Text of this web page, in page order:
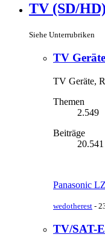
TV (SD/
Siehe Unterrubriken
TV Geräte
TV Geräte,
Themen
2.549
Beiträge
20.541
Panasonic
wedotherest -
TV/SAT-